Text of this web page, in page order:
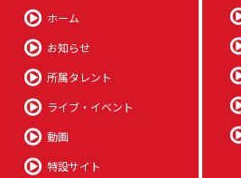
ホーム
お知らせ
所属タレント
ライブ・イベント
動画
特設サイト